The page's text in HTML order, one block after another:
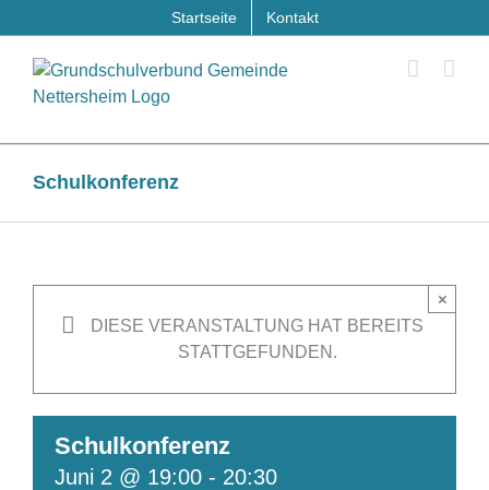
Inhalt
springen
Startseite Kontakt
Schulkonferenz
DIESE VERANSTALTUNG HAT BEREITS
STATTGEFUNDEN.
×
Schulkonferenz
Juni 2 @ 19:00 - 20:30